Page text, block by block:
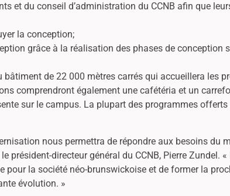
et du conseil d’administration du CCNB afin que
la conception;
grâce à la réalisation des phases de
bâtiment de 22 000 mètres carrés qui accueillera les
comprendront également une cafétéria et un
sur le campus. La plupart des programmes
nous permettra de répondre aux besoins du
président-directeur général du CCNB, Pierre Zundel.
la société néo-brunswickoise et de former la
évolution. »